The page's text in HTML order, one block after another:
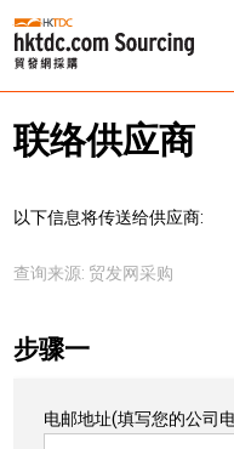
联络供应商
以下信息将传送给供应商:
查询来源: 贸发网采购
步骤一
电邮地址(填写您的公司